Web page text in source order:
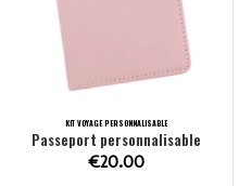
KIT VOYAGE PERSONNALISABLE
Passeport personnalisable
€20.00